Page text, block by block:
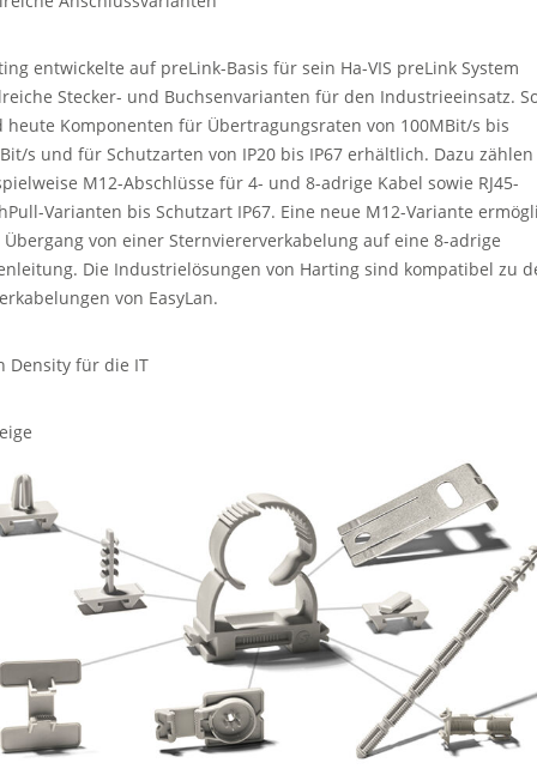
entwickelte auf preLink-Basis für sein Ha-VIS preLink System
Stecker- und Buchsenvarianten für den Industrieeinsatz.
heute Komponenten für Übertragungsraten von 100MBit/s bis
s und für Schutzarten von IP20 bis IP67 erhältlich. Dazu zählen
M12-Abschlüsse für 4- und 8-adrige Kabel sowie RJ45-
Varianten bis Schutzart IP67. Eine neue M12-Variante
Übergang von einer Sternviererverkabelung auf eine 8-adrige
Die Industrielösungen von Harting sind kompatibel zu
von EasyLan.
Density für die IT